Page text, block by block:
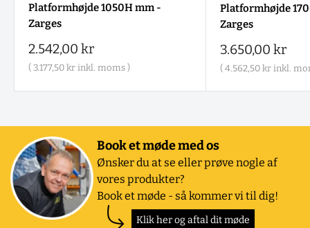
Platformhøjde 1050H mm -
Zarges
Salgspris
2.542,00 kr
( 3.177,50 kr inkl. moms )
Platformhøjde
Zarges
Salgspris
3.650,00 kr
( 4.562,50 krinkl.
Book et møde med os
Ønsker du at se eller prøve nogle af
vores produkter?
Book et møde - så kommer vi til dig!
Klik her og aftal dit møde